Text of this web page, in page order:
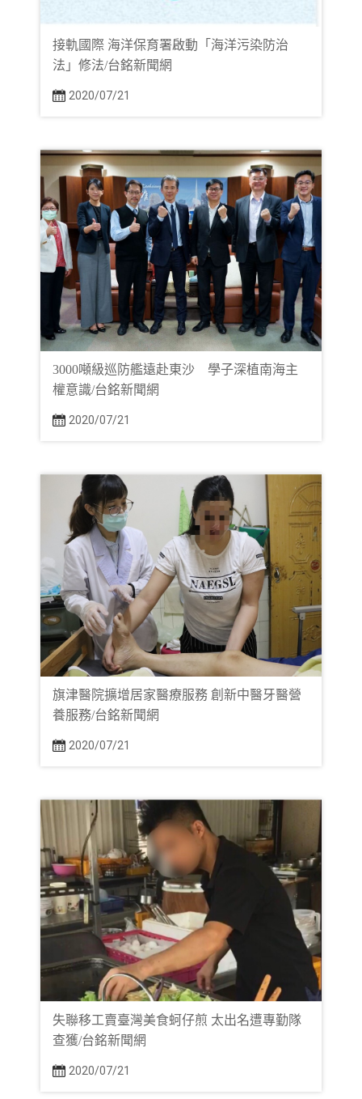
接軌國際 海洋保育署啟動「海洋污染防治
法」修法/台銘新聞網
2020/07/21
3000噸級巡防艦遠赴東沙 學子深植南海主
權意識/台銘新聞網
2020/07/21
旗津醫院擴增居家醫療服務 創新中醫牙醫營
養服務/台銘新聞網
2020/07/21
失聯移工賣臺灣美食蚵仔煎 太出名遭專勤隊
查獲/台銘新聞網
2020/07/21